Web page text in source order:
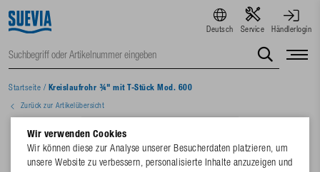
Deutsch Service Händlerlogin
Startseite / Kreislaufrohr ¾" mit T-Stück Mod. 600
Zurück zur Artikelübersicht
Wir verwenden Cookies
Wir können diese zur Analyse unserer Besucherdaten platzieren, um
unsere Website zu verbessern, personalisierte Inhalte anzuzeigen und